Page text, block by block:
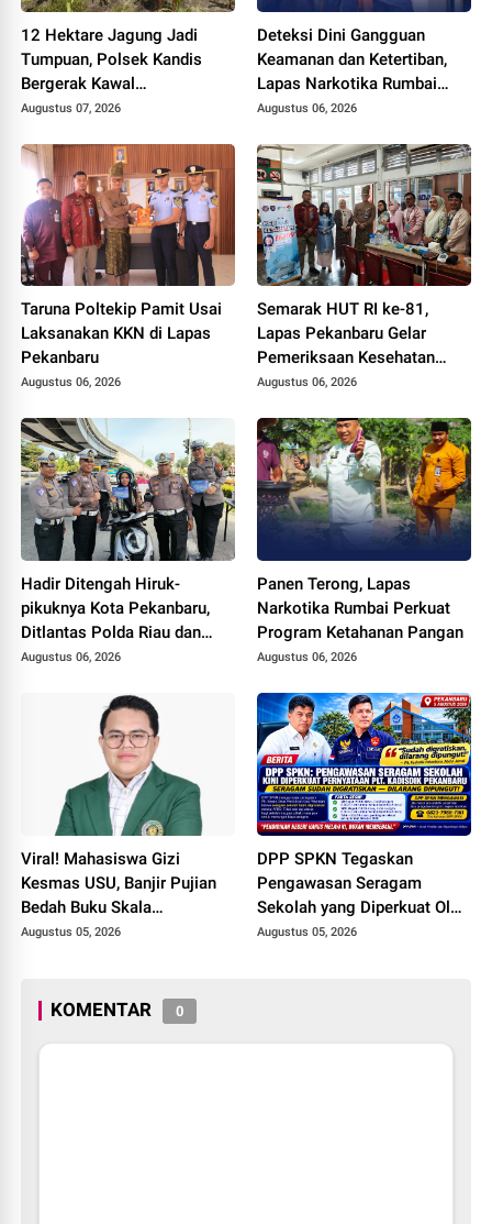
12 Hektare Jagung Jadi
Tumpuan, Polsek Kandis
Bergerak Kawal
Swasembada Pangan
Augustus 07, 2026
Deteksi Dini Gangguan
Keamanan dan Ketertiban,
Lapas Narkotika Rumbai
Gelar Razia Rutin Blok
Augustus 06, 2026
Taruna Poltekip Pamit Usai
Laksanakan KKN di Lapas
Pekanbaru
Augustus 06, 2026
Semarak HUT RI ke-81,
Lapas Pekanbaru Gelar
Pemeriksaan Kesehatan
Gratis untuk Warga Binaan
Augustus 06, 2026
Hadir Ditengah Hiruk-
pikuknya Kota Pekanbaru,
Ditlantas Polda Riau dan
Polantas KARIB Kobarkan
Nasionalisme dan Green
Policing Jelang HUT RI Ke-
Augustus 06, 2026
Panen Terong, Lapas
Narkotika Rumbai Perkuat
Program Ketahanan Pangan
Augustus 06, 2026
Viral! Mahasiswa Gizi
Kesmas USU, Banjir Pujian
Bedah Buku Skala
International dari 70 Ribu
Augustus 05, 2026
DPP SPKN Tegaskan
Pengawasan Seragam
Sekolah yang Diperkuat Oleh
Peryataan Plt. KADISDIK
Augustus 05, 2026
KOMENTAR 0